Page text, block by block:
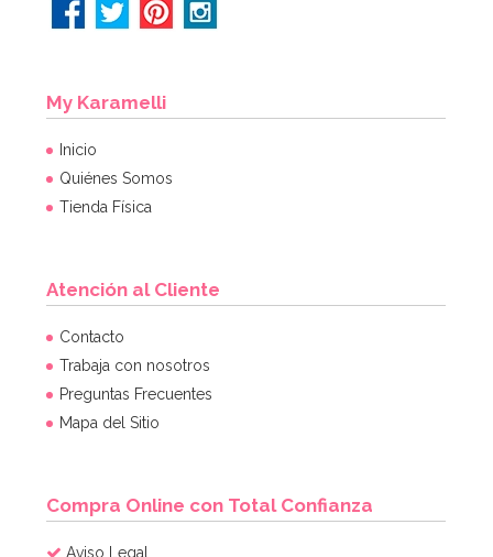
My Karamelli
Inicio
Quiénes Somos
Tienda Física
Atención al Cliente
Contacto
Trabaja con nosotros
Preguntas Frecuentes
Mapa del Sitio
Compra Online con Total Confianza
Aviso Legal